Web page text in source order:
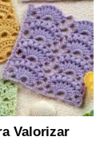
Valorizar